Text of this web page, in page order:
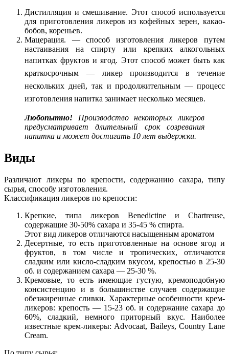
Дистилляция и смешивание. Этот способ используется
для приготовления ликеров из кофейных зерен, какао-
бобов, кореньев.
Мацерация. — способ изготовления ликеров путем
настаивания на спирту или крепких алкогольных
напитках фруктов и ягод. Этот способ может быть как
краткосрочным — ликер производится в течение
нескольких дней, так и продолжительным — процесс
изготовления напитка занимает несколько месяцев.
Любопытно! Производство некоторых ликеров
предусматривает длительный срок созревания
напитка и может достигать 10 лет выдержки.
Виды
Различают ликеры по крепости, содержанию сахара, типу
сырья, способу изготовления.
Классификация ликеров по крепости:
Крепкие, типа ликеров Benedictine и Chartreuse,
содержащие 30-50% сахара и 35-45 % спирта.
Этот вид ликеров отличаются насыщенным ароматом
Десертные, то есть приготовленные на основе ягод и
фруктов, в том числе и тропических, отличаются
сладким или кисло-сладким вкусом, крепостью в 25-30
об. и содержанием сахара — 25-30 %.
Кремовые, то есть имеющие густую, кремоподобную
консистенцию и в большинстве случаев содержащие
обезжиренные сливки. Характерные особенности крем-
ликеров: крепость — 15-23 об. и содержание сахара до
60%, сладкий, немного приторный вкус. Наиболее
известные крем-ликеры: Advocaat, Baileys, Country Lane
Cream.